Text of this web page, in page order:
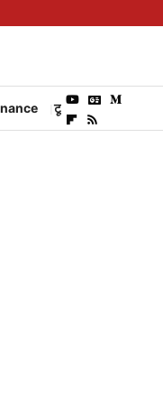
टूरिज्म